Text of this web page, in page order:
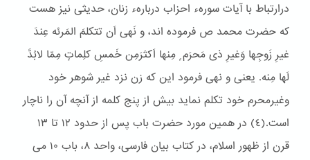
درارتباط با آیات سورهء احزاب دربارهء زنان، حدیثی نیز هست
كه حضرت محمد ص فرموده اند، و نَهی اَن تتكلمَ المَرئه عِندَ
غیرِ زَوجِها وَغیرِ ذی مَحرَم ٍ مِنها اَكثرَمِن خَمسِ كلِماتٍ مِمّا لابُدَّ
لَها مِنه. یعنی و نهی فرمود این كه زن نزد غیر شوهر خود
وغیرمحرم خود تكلم نماید بیش از پنج كلمه از آنچه آن را ناچار
است.(٤) در همین مورد حضرت باب پس از حدود ١٢ تا ١٣
قرن از ظهور اسلام، در كتاب بیان فارسی، واحد ۸، باب ١۰ می